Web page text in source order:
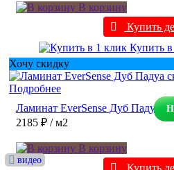
видео
В корзину
Купить
Купить в
Хочу скидку
Подробнее
видео
Ламинат EverSense Дуб Падуа
2185 ₽ / м2
В корзину
Купить
видео
видео
видео
видео